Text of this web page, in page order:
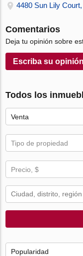
4480 Sun Lily
Comentarios
Deja tu opinión sobre
Escriba su opinión
Todos los
Venta
Tipo de propiedad
Precio, $
Popularidad